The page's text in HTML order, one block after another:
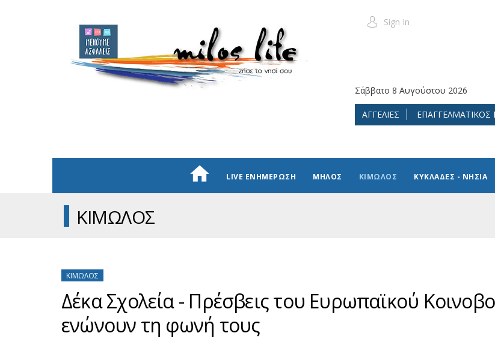
Sign In
Σάββατο 8 Αυγούστου 2026
ΑΓΓΕΛΙΕΣ ΕΠΑΓΓΕΛΜΑΤΙΚΟΣ
LIVE ΕΝΗΜΕΡΩΣΗ ΜΗΛΟΣ ΚΙΜΩΛΟΣ ΚΥΚΛΑΔΕΣ - ΝΗΣΙΑ
ΚΙΜΩΛΟΣ
ΚΊΜΩΛΟΣ
Δέκα Σχολεία - Πρέσβεις του Ευρωπαϊκού
ενώνουν τη φωνή τους